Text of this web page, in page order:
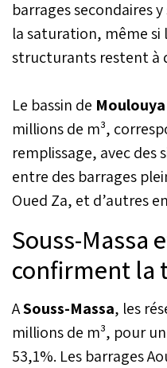
barrages secondaires
la saturation, même si
structurants restent à
Le bassin de Moulouya
millions de m³,
remplissage, avec
entre des barrages
Oued Za, et d’autres
Souss-Massa
confirment la
ASouss-Massa, les
millions de m³, pour
53,1%. Les barrages